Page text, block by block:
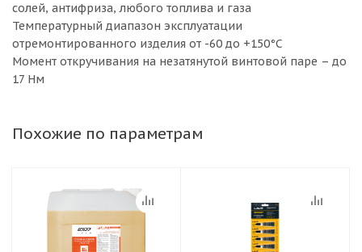
солей, антифриза, любого топлива и газа
Температурный диапазон эксплуатации
отремонтированного изделия от -60 до +150°C
Момент откручивания на незатянутой винтовой паре – до
17 Нм
Похожие по параметрам